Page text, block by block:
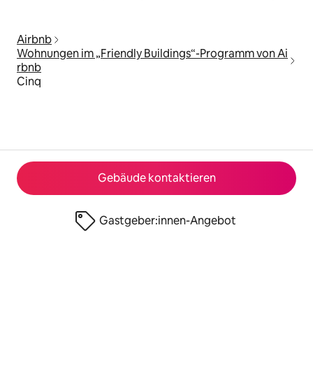
Gebäude kontaktieren
Gastgeber:innen-Angebot
Airbnb
Wohnungen im „Friendly Buildings“-Programm von Ai
rbnb
Cinq